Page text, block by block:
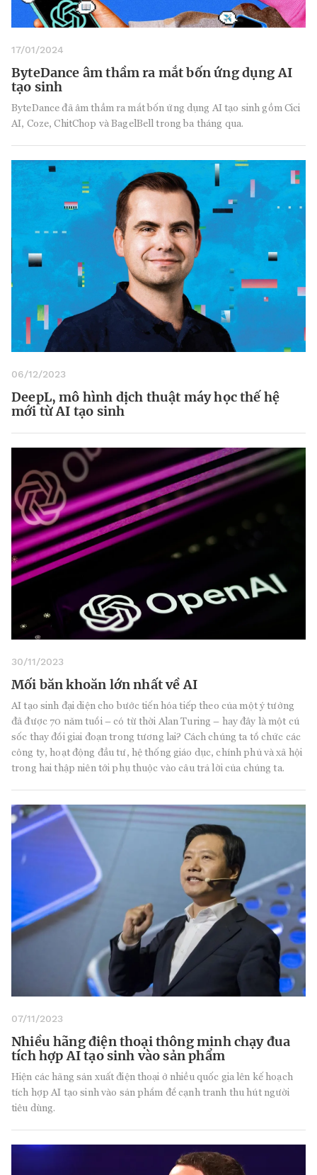
17/01/2024
ByteDance âm thầm ra mắt bốn ứng dụng AI
tạo sinh
ByteDance đã âm thầm ra mắt bốn ứng dụng AI tạo sinh gồm Cici
AI, Coze, ChitChop và BagelBell trong ba tháng qua.
06/12/2023
DeepL, mô hình dịch thuật máy học thế hệ
mới từ AI tạo sinh
30/11/2023
Mối băn khoăn lớn nhất về AI
AI tạo sinh đại diện cho bước tiến hóa tiếp theo của một ý tưởng
đã được 70 năm tuổi – có từ thời Alan Turing – hay đây là một cú
sốc thay đổi giai đoạn trong tương lai? Cách chúng ta tổ chức các
công ty, hoạt động đầu tư, hệ thống giáo dục, chính phủ và xã hội
trong hai thập niên tới phụ thuộc vào câu trả lời của chúng ta.
07/11/2023
Nhiều hãng điện thoại thông minh chạy đua
tích hợp AI tạo sinh vào sản phẩm
Hiện các hãng sản xuất điện thoại ở nhiều quốc gia lên kế hoạch
tích hợp AI tạo sinh vào sản phẩm để cạnh tranh thu hút người
tiêu dùng.